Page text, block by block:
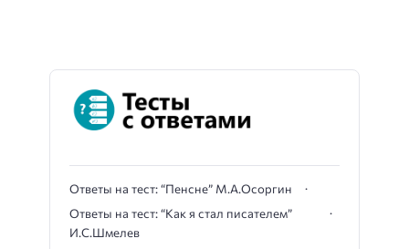
Ответы на тест: “Пенсне” М.А.Осоргин
Ответы на тест: “Как я стал писателем”
И.С.Шмелев